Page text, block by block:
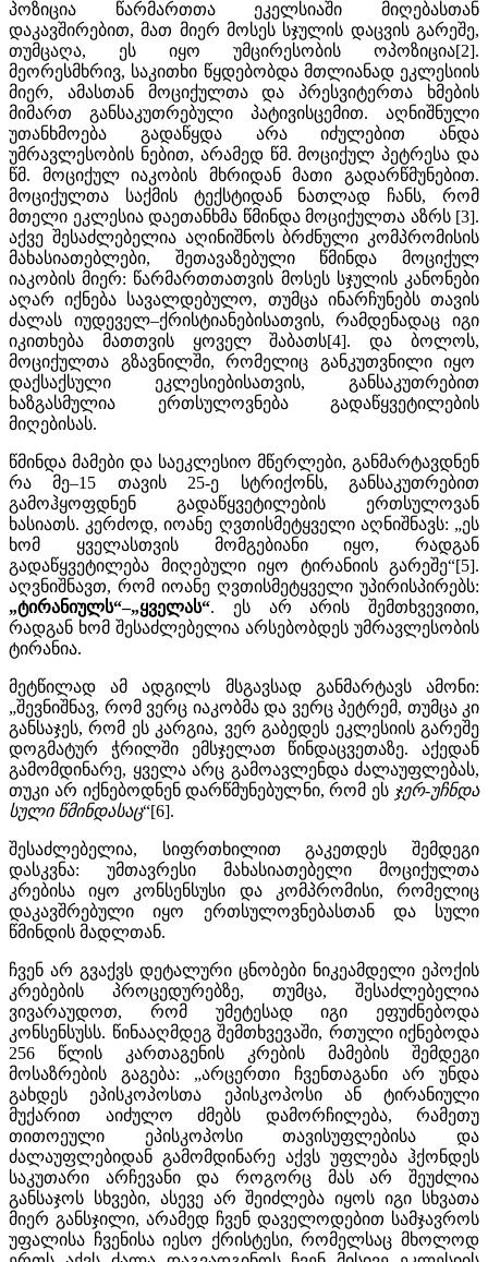
პოზიცია წარმართთა ეკელსიაში მიღებასთან
დაკავშირებით, მათ მიერ მოსეს სჯულის დაცვის გარეშე,
თუმცაღა, ეს იყო უმცირესობის ოპოზიცია[2].
მეორესმხრივ, საკითხი წყდებობდა მთლიანად ეკლესიის
მიერ, ამასთან მოციქულთა და პრესვიტერთა ხმების
მიმართ განსაკუთრებული პატივისცემით. აღნიშნული
უთანხმოება გადაწყდა არა იძულებით ანდა
უმრავლესობის ნებით, არამედ წმ. მოციქულ პეტრესა და
წმ. მოციქულ იაკობის მხრიდან მათი გადარწმუნებით.
მოციქულთა საქმის ტექსტიდან ნათლად ჩანს, რომ
მთელი ეკლესია დაეთანხმა წმინდა მოციქულთა აზრს [3].
აქვე შესაძლებელია აღინიშნოს ბრძნული კომპრომისის
მახასიათებლები, შეთავაზებული წმინდა მოციქულ
იაკობის მიერ: წარმართთათვის მოსეს სჯულის კანონები
აღარ იქნება სავალდებულო, თუმცა ინარჩუნებს თავის
ძალას იუდეველ–ქრისტიანებისათვის, რამდენადაც იგი
იკითხება მათთვის ყოველ შაბათს[4]. და ბოლოს,
მოციქულთა გზავნილში, რომელიც განკუთვნილი იყო
დაქსაქსული ეკლესიებისათვის, განსაკუთრებით
ხაზგასმულია ერთსულოვნება გადაწყვეტილების
მიღებისას.
წმინდა მამები და საეკლესიო მწერლები, განმარტავდნენ
რა მე–15 თავის 25-ე სტრიქონს, განსაკუთრებით
გამოჰყოფდნენ გადაწყვეტილების ერთსულოვან
ხასიათს. კერძოდ, იოანე ღვთისმეტყველი აღნიშნავს: „ეს
ხომ ყველასთვის მომგებიანი იყო, რადგან
გადაწყვეტილება მიღებული იყო ტირანიის გარეშე“[5].
აღვნიშნავთ, რომ იოანე ღვთისმეტყველი უპირისპირებს:
„ტირანიულს“–„ყველას“. ეს არ არის შემთხვევითი,
რადგან ხომ შესაძლებელია არსებობდეს უმრავლესობის
ტირანია.
მეტწილად ამ ადგილს მსგავსად განმარტავს ამონი:
„შევნიშნავ, რომ ვერც იაკობმა და ვერც პეტრემ, თუმცა კი
განსაჯეს, რომ ეს კარგია, ვერ გაბედეს ეკლესიის გარეშე
დოგმატურ ჭრილში ემსჯელათ წინდაცვეთაზე. აქედან
გამომდინარე, ყველა არც გამოავლენდა ძალაუფლებას,
თუკი არ იქნებოდნენ დარწმუნებულნი, რომ ეს ჯერ-უჩნდა
სული წმინდასაც“[6].
შესაძლებელია, სიფრთხილით გაკეთდეს შემდეგი
დასკვნა: უმთავრესი მახასიათებელი მოციქულთა
კრებისა იყო კონსენსუსი და კომპრომისი, რომელიც
დაკავშრებული იყო ერთსულოვნებასთან და სული
წმინდის მადლთან.
ჩვენ არ გვაქვს დეტალური ცნობები ნიკეამდელი ეპოქის
კრებების პროცედურებზე, თუმცა, შესაძლებელია
ვივარაუდოთ, რომ უმეტესად იგი ეფუძნებოდა
კონსენსუსს. წინააღმდეგ შემთხვევაში, რთული იქნებოდა
256 წლის კართაგენის კრების მამების შემდეგი
მოსაზრების გაგება: „არცერთი ჩვენთაგანი არ უნდა
გახდეს ეპისკოპოსთა ეპისკოპოსი ან ტირანიული
მუქარით აიძულო ძმებს დამორჩილება, რამეთუ
თითოეული ეპისკოპოსი თავისუფლებისა და
ძალაუფლებიდან გამომდინარე აქვს უფლება ჰქონდეს
საკუთარი არჩევანი და როგორც მას არ შეუძლია
განსაჯოს სხვები, ასევე არ შეიძლება იყოს იგი სხვათა
მიერ განსჯილი, არამედ ჩვენ დაველოდებით სამჯავროს
უფალისა ჩვენისა იესო ქრისტესი, რომელსაც მხოლოდ